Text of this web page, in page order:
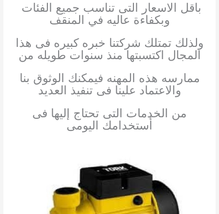
باقل الاسعار التى تناسب جميع الفئات
وبكفاءة عاليه في المنقف
ولذلك تمتلك شركتنا خبره كبيره فى هذا
المجال اكتسبتها منذ سنوات طويله من
ممارسه هذه المهنه فيمكنك الوثوق بنا
والاعتماد علينا فى تنفيذ العديد
من الخدمات التى تحتاج إليها فى
أستخدامك اليومى